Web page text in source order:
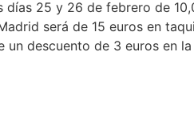
25 y 26 de febrero de
será de 15 euros en
descuento de 3 euros en